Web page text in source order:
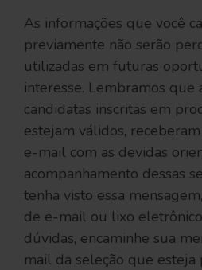
As informações que você
previamente não serão
utilizadas em futuras
interesse. Lembramos que
candidatas inscritas em
estejam válidos,
e-mail com as devidas
acompanhamento dessas
tenha visto essa
de e-mail ou lixo
dúvidas, encaminhe sua
mail da seleção que